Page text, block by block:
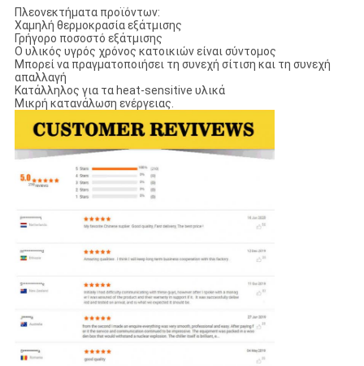
Πλεονεκτήματα προϊόντων:
Χαμηλή θερμοκρασία εξάτμισης
Γρήγορο ποσοστό εξάτμισης
Ο υλικός υγρός χρόνος κατοικιών είναι σύντομος
Μπορεί να πραγματοποιήσει τη συνεχή σίτιση και τη συνεχή
απαλλαγή
Κατάλληλος για τα heat-sensitive υλικά
Μικρή κατανάλωση ενέργειας.